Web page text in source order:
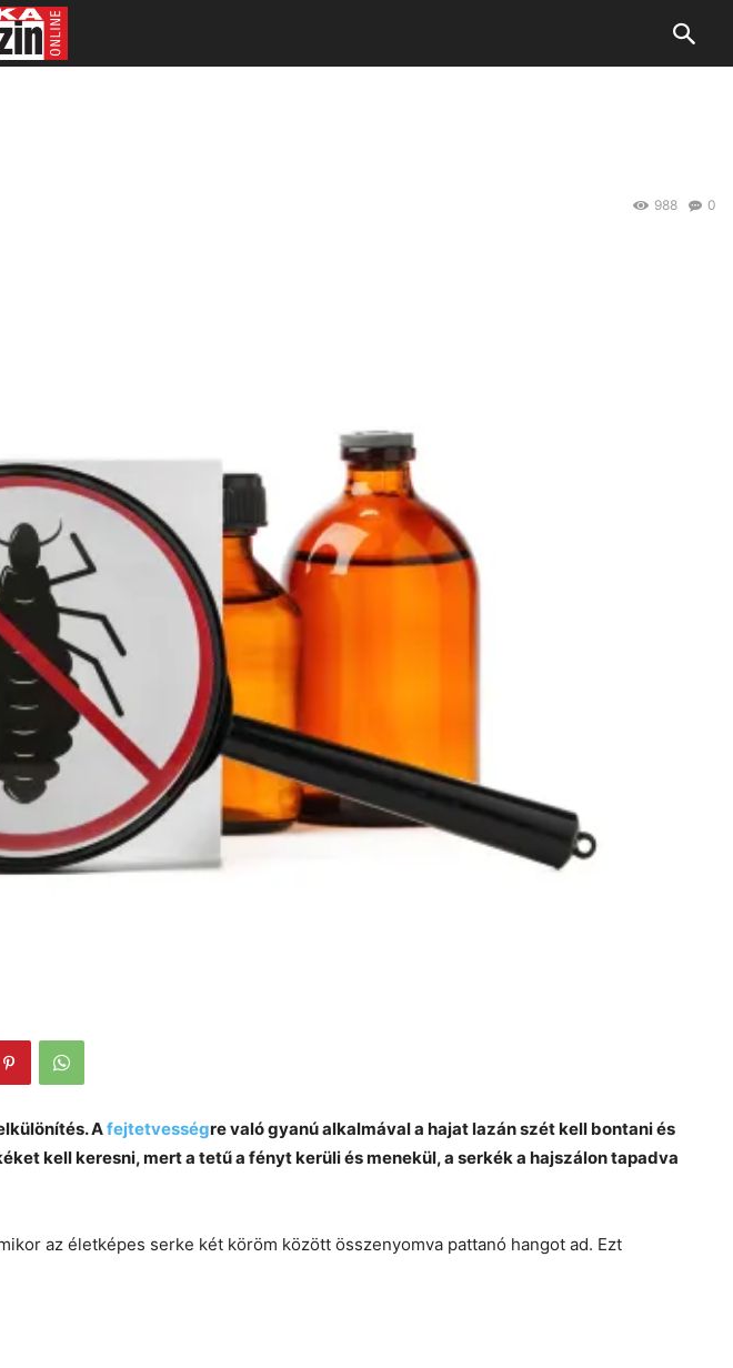
0
988
Afejtetvességre való gyanú alkalmával a hajat lazán szét kell bontani és
kell keresni, mert a tetű a fényt kerüli és menekül, a serkék a hajszálon tapadva
az életképes serke két köröm között összenyomva pattanó hangot ad. Ezt